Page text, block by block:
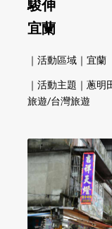
駿伸
宜蘭
｜活動區域｜宜蘭
｜活動主題｜蔥
旅遊/台灣旅遊